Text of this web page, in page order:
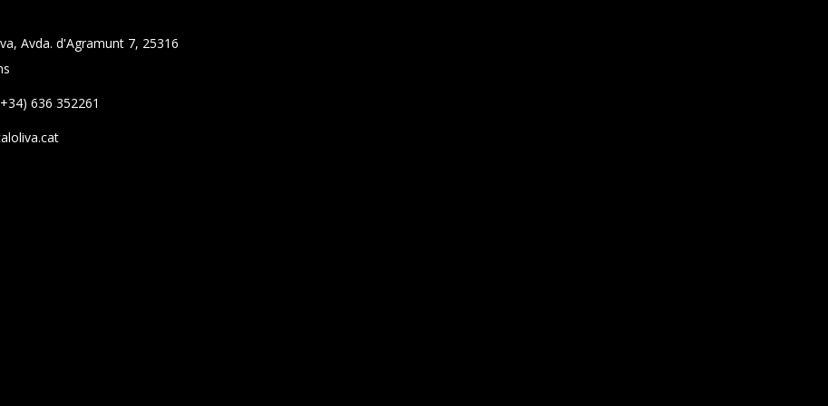
Avda. d'Agramunt 7, 25316
636 352261